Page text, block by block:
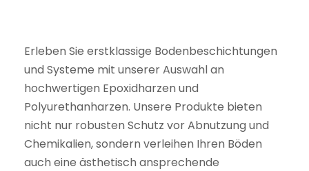
Erleben Sie erstklassige Bodenbeschichtungen
und Systeme mit unserer Auswahl an
hochwertigen Epoxidharzen und
Polyurethanharzen. Unsere Produkte bieten
nicht nur robusten Schutz vor Abnutzung und
Chemikalien, sondern verleihen Ihren Böden
auch eine ästhetisch ansprechende